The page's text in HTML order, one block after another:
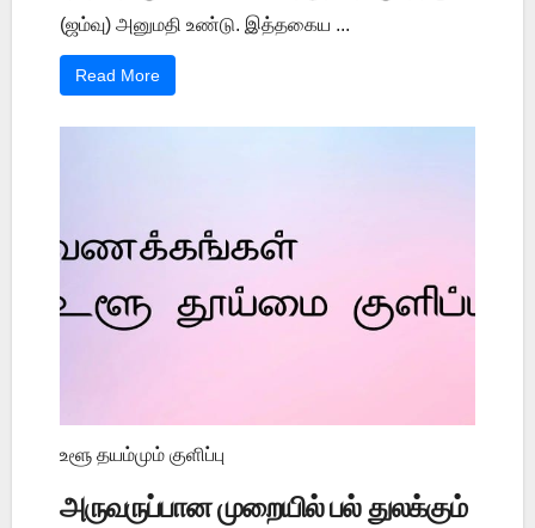
(ஜம்வு) அனுமதி உண்டு. இத்தகைய ...
Read More
உளூ தயம்மும் குளிப்பு
அருவருப்பான முறையில் பல் துலக்கும்